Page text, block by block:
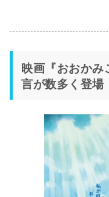
映画『おおかみ
言が数多く登場